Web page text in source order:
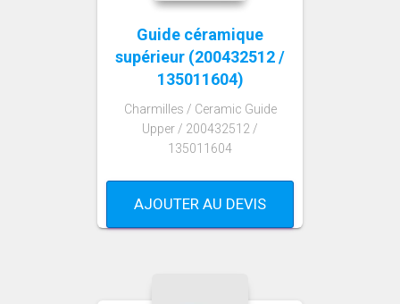
Guide céramique
supérieur (200432512 /
135011604)
Charmilles / Ceramic Guide
Upper / 200432512 /
135011604
AJOUTER AU DEVIS